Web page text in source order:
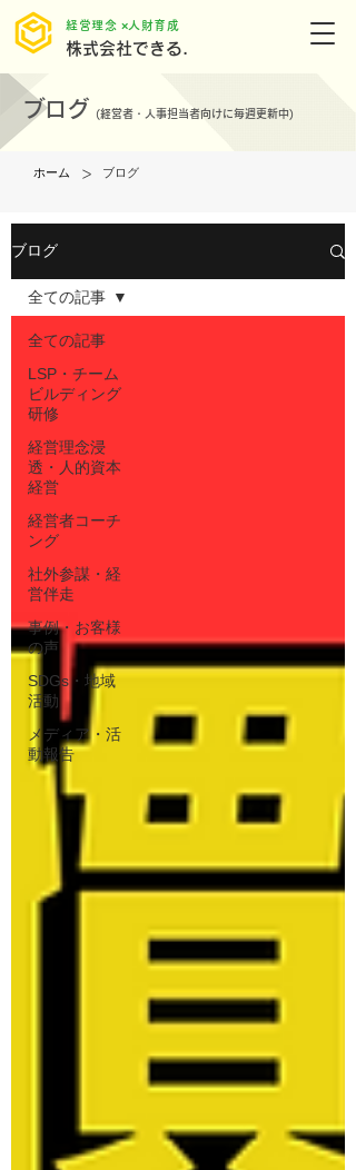
株式会社できる.
​経営理念 ×人財育成
ブログ (経営者・人事担当者向けに毎週更新中)
ホーム > ブログ
ブログ
全ての記事
LSP・チーム
ビルディング
研修
経営理念浸
透・人的資本
経営
経営者コーチ
ング
社外参謀・経
営伴走
事例・お客様
の声
SDGs・地域
活動
メディア・活
動報告
全ての記事